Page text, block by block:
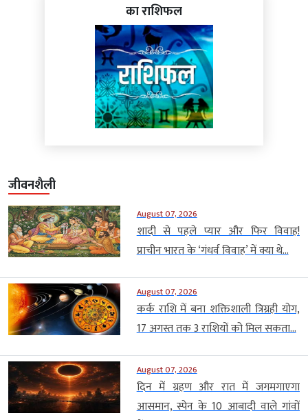
का राशिफल
जीवनशैली
August 07, 2026
शादी से पहले प्यार और फिर विवाह!
प्राचीन भारत के ‘गंधर्व विवाह’ में क्या थे...
August 07, 2026
कर्क राशि में बना शक्तिशाली त्रिग्रही योग,
17 अगस्त तक 3 राशियों को मिल सकता...
August 07, 2026
दिन में ग्रहण और रात में जगमगाएगा
आसमान, स्पेन के 10 आबादी वाले गांवों